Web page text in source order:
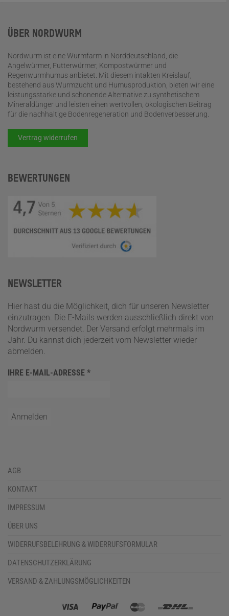
ÜBER NORDWURM
Nordwurm ist eine Wurmfarm in Norddeutschland, die
Angelwürmer, Futterwürmer, Kompostwürmer und
Regenwurmhumus anbietet. Mit diesem intakten Kreislauf,
bestehend aus Wurmzucht und Humusproduktion, bieten wir eine
leistungsstarke und schonende Alternative zu synthetischem
Mineraldünger und leisten einen wertvollen, ökologischen Beitrag
für die nachhaltige Bodenregeneration und Bodenverbesserung.
Vertrag widerrufen
BEWERTUNGEN
NEWSLETTER
Hier hast du die Möglichkeit, dich für unseren Newsletter
einzutragen. Die E-Mails werden ausschließlich direkt von
Nordwurm versendet. Der Versand erfolgt mehrmals im
Jahr. Du kannst dich jederzeit vom Newsletter wieder
abmelden.
IHRE E-MAIL-ADRESSE *
AGB
KONTAKT
IMPRESSUM
ÜBER UNS
WIDERRUFSBELEHRUNG & WIDERRUFSFORMULAR
DATENSCHUTZERKLÄRUNG
VERSAND & ZAHLUNGSMÖGLICHKEITEN